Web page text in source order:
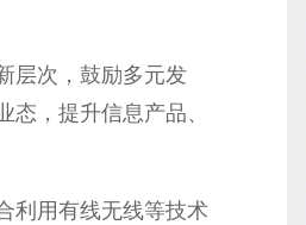
层次，鼓励多元发
，提升信息产品、
利用有线无线等技术